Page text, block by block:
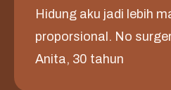
Hidung aku jadi lebih
proporsional. No
Anita, 30 tahun